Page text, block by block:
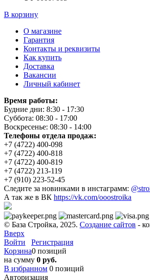
В корзину
О магазине
Гарантия
Контакты и реквизиты
Как купить
Доставка
Вакансии
Личный кабинет
Время работы:
Будние дни: 8:30 - 17:30
Суббота: 08:30 - 17:00
Воскресенье: 08:30 - 14:00
Телефоны отдела продаж:
+7 (4722) 400-098
+7 (4722) 400-818
+7 (4722) 400-819
+7 (4722) 213-119
+7 (910) 223-52-45
Следите за новинками в инстаграмм:
А так же в ВК https://vk.com/ooostroika
© База Стройка, 2025. Создание сайтов -
Вверх
Войти
Регистрация
Корзина0 позиций
на сумму 0 руб.
В избранном 0 позиций
Авторизация